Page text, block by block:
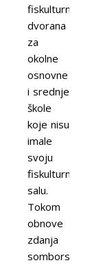
fiskulturna
dvorana
za
okolne
osnovne
i srednje
škole
koje nisu
imale
svoju
fiskulturnu
salu.
Tokom
obnove
zdanja
somborskog